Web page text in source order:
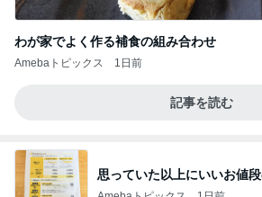
わが家でよく作る補食の組み合わせ
Amebaトピックス 1日前
記事を読む
思っていた以上にいいお値